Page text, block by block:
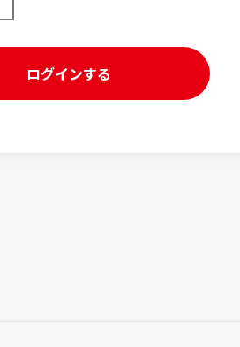
ログインする